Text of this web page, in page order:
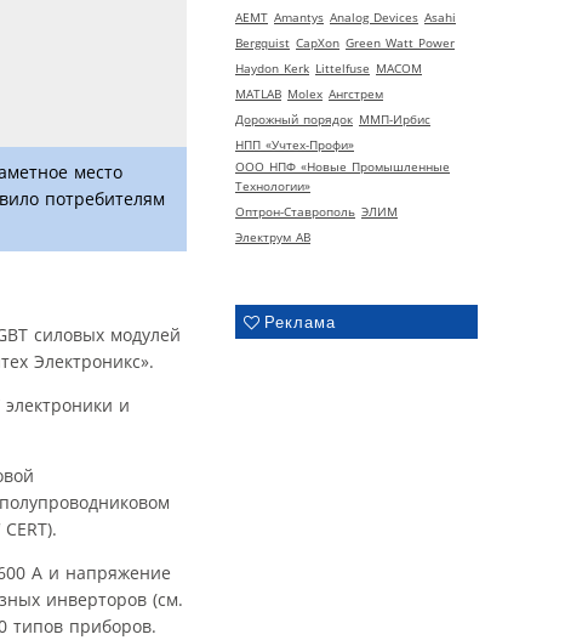
AEMT Amantys Analog Devices Asahi
Bergquist CapXon Green Watt Power
Haydon Kerk Littelfuse MACOM
MATLAB Molex Ангстрем
Дорожный порядок ММП-Ирбис
НПП «Учтех-Профи»
ООО НПФ «Новые Промышленные
Технологии»
Оптрон-Ставрополь ЭЛИМ
Электрум АВ
Реклама
место
потребителям
силовых модулей
Электроникс».
и
А и напряжение
инверторов (см.
типов приборов.